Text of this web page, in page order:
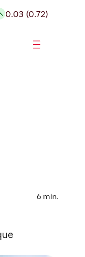
0.03 (0.72)
6 min.